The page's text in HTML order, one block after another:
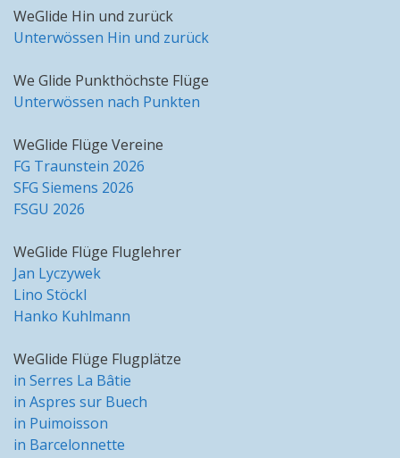
WeGlide Hin und zurück
Unterwössen Hin und zurück
We Glide Punkthöchste Flüge
Unterwössen nach Punkten
WeGlide Flüge Vereine
FG Traunstein 2026
SFG Siemens 2026
FSGU 2026
WeGlide Flüge Fluglehrer
Jan Lyczywek
Lino Stöckl
Hanko Kuhlmann
WeGlide Flüge Flugplätze
in Serres La Bâtie
in Aspres sur Buech
in Puimoisson
in Barcelonnette